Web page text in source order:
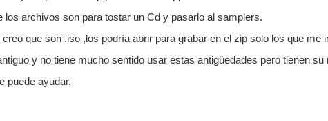
los archivos son para tostar un Cd y pasarlo al samplers.
que son .iso ,los podría abrir para grabar en el zip solo los que me
y no tiene mucho sentido usar estas antigüedades pero tienen su
puede ayudar.